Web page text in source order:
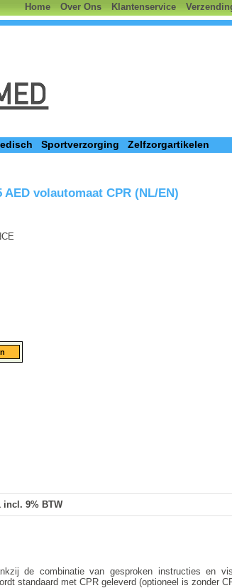
Home Over Ons Klantenservice
Sportverzorging Zelfzorgartikelen
volautomaat CPR (NL/EN)
incl. 9% BTW
de combinatie van gesproken instructies en
standaard met CPR geleverd (optioneel is zonder